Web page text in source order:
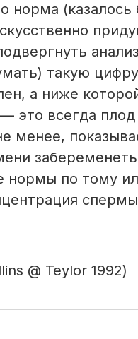
норма
такую
а ниже
это всегда плод
менее,
нормы по тому
@ Teylor 1992)